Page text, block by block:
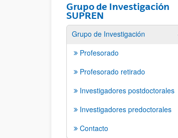
Grupo de Investigación
SUPREN
Grupo de Investigación
Profesorado
Profesorado retirado
Investigadores postdoctorales
Investigadores predoctorales
Contacto